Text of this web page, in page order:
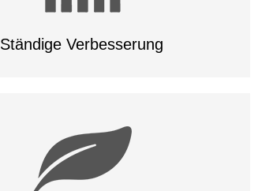
Ständige Verbesserung